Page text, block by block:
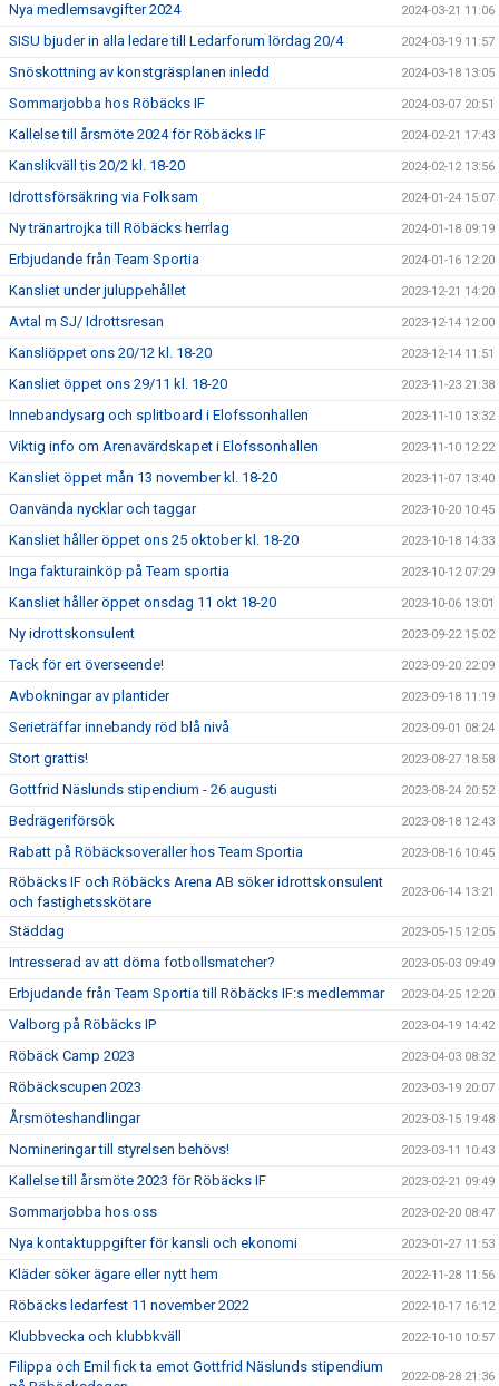
Nya medlemsavgifter 2024 2024-03-21 11:06
SISU bjuder in alla ledare till Ledarforum lördag 20/4 2024-03-19 11:57
Snöskottning av konstgräsplanen inledd 2024-03-18 13:05
Sommarjobba hos Röbäcks IF 2024-03-07 20:51
Kallelse till årsmöte 2024 för Röbäcks IF 2024-02-21 17:43
Kanslikväll tis 20/2 kl. 18-20 2024-02-12 13:56
Idrottsförsäkring via Folksam 2024-01-24 15:07
Ny tränartrojka till Röbäcks herrlag 2024-01-18 09:19
Erbjudande från Team Sportia 2024-01-16 12:20
Kansliet under juluppehållet 2023-12-21 14:20
Avtal m SJ/ Idrottsresan 2023-12-14 12:00
Kansliöppet ons 20/12 kl. 18-20 2023-12-14 11:51
Kansliet öppet ons 29/11 kl. 18-20 2023-11-23 21:38
Innebandysarg och splitboard i Elofssonhallen 2023-11-10 13:32
Viktig info om Arenavärdskapet i Elofssonhallen 2023-11-10 12:22
Kansliet öppet mån 13 november kl. 18-20 2023-11-07 13:40
Oanvända nycklar och taggar 2023-10-20 10:45
Kansliet håller öppet ons 25 oktober kl. 18-20 2023-10-18 14:33
Inga fakturainköp på Team sportia 2023-10-12 07:29
Kansliet håller öppet onsdag 11 okt 18-20 2023-10-06 13:01
Ny idrottskonsulent 2023-09-22 15:02
Tack för ert överseende! 2023-09-20 22:09
Avbokningar av plantider 2023-09-18 11:19
Serieträffar innebandy röd blå nivå 2023-09-01 08:24
Stort grattis! 2023-08-27 18:58
Gottfrid Näslunds stipendium - 26 augusti 2023-08-24 20:52
Bedrägeriförsök 2023-08-18 12:43
Rabatt på Röbäcksoveraller hos Team Sportia 2023-08-16 10:45
Röbäcks IF och Röbäcks Arena AB söker idrottskonsulent
och fastighetsskötare
2023-06-14 13:21
Städdag 2023-05-15 12:05
Intresserad av att döma fotbollsmatcher? 2023-05-03 09:49
Erbjudande från Team Sportia till Röbäcks IF:s medlemmar 2023-04-25 12:20
Valborg på Röbäcks IP 2023-04-19 14:42
Röbäck Camp 2023 2023-04-03 08:32
Röbäckscupen 2023 2023-03-19 20:07
Årsmöteshandlingar 2023-03-15 19:48
Nomineringar till styrelsen behövs! 2023-03-11 10:43
Kallelse till årsmöte 2023 för Röbäcks IF 2023-02-21 09:49
Sommarjobba hos oss 2023-02-20 08:47
Nya kontaktuppgifter för kansli och ekonomi 2023-01-27 11:53
Kläder söker ägare eller nytt hem 2022-11-28 11:56
Röbäcks ledarfest 11 november 2022 2022-10-17 16:12
Klubbvecka och klubbkväll 2022-10-10 10:57
Filippa och Emil fick ta emot Gottfrid Näslunds stipendium
2022-08-28 21:36